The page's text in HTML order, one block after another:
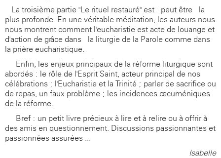
La troisième partie "Le rituel restauré" est peut-être la
plus profonde. En une véritable méditation, les auteurs nous
nous montrent comment l'eucharistie est acte de louange et
d'action de grâce dans la liturgie de la Parole comme dans
la prière eucharistique.
Enfin, les enjeux principaux de la réforme liturgique sont
abordés : le rôle de l'Esprit Saint, acteur principal de nos
célébrations ; l'Eucharistie et la Trinité ; parler de sacrifice ou
de repas, un faux problème ; les incidences œcuméniques
de la réforme.
Bref : un petit livre précieux à lire et à relire ou à offrir à
des amis en questionnement. Discussions passionnantes et
passionnées assurées ...
Isabelle